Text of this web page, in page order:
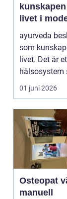
livet i
vardag
ayurveda
som
livet. Det är
hälsosystem
betonar
och...
01 juni 2026
Osteopat
manuell